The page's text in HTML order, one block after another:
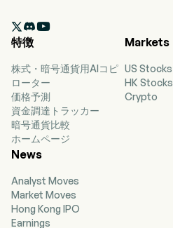

特徴
株式・暗号通貨用AIコピ
ローター
価格予測
資金調達トラッカー
暗号通貨比較
ホームページ
Markets
US Stocks
HK Stocks
Crypto
News
Analyst Moves
Market Moves
Hong Kong IPO
Earnings